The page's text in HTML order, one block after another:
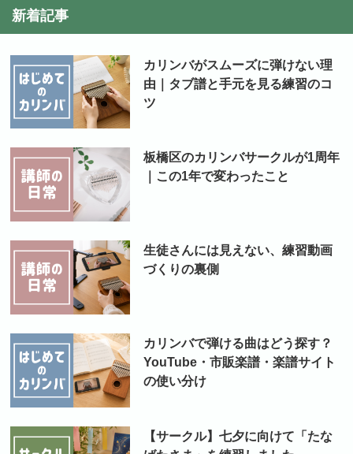
新着記事
カリンバがスムーズに弾けない理
由｜タブ譜と手元を見る練習のコ
ツ
板橋区のカリンバサークルが1周年
｜この1年で変わったこと
生徒さんには見えない、練習動画
づくりの裏側
カリンバで弾ける曲はどう探す？
YouTube・市販楽譜・楽譜サイト
の使い分け
【サークル】七夕に向けて「たな